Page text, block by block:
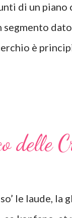
di un piano
è
come
di
delle
le laude, la